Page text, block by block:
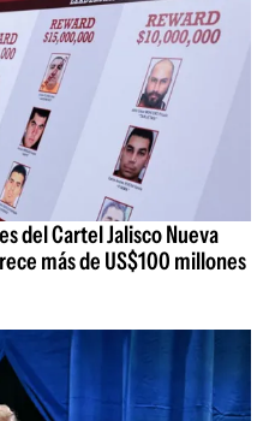
del Cartel Jalisco Nueva
más de US$100 millones